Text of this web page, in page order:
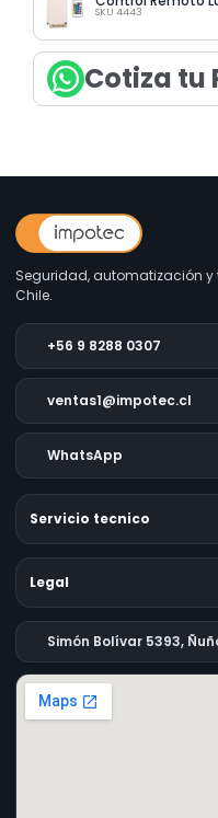
SKU 4443
Cotiza tu
Seguridad, automatización
Chile.
+56 9 8288 0307
ventas1@impotec.cl
WhatsApp
Servicio tecnico
Legal
Simón Bolívar 5393,